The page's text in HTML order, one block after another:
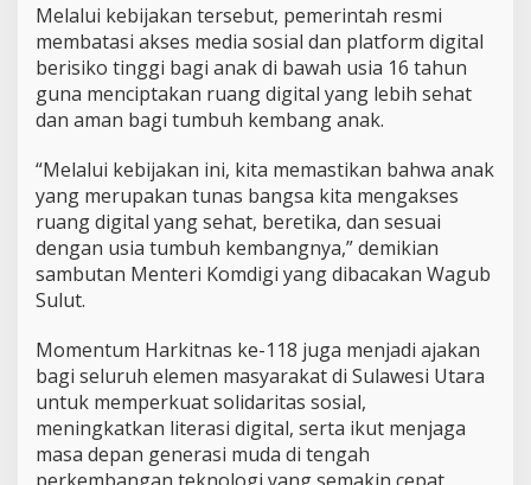
Melalui kebijakan tersebut, pemerintah resmi
membatasi akses media sosial dan platform digital
berisiko tinggi bagi anak di bawah usia 16 tahun
guna menciptakan ruang digital yang lebih sehat
dan aman bagi tumbuh kembang anak.
“Melalui kebijakan ini, kita memastikan bahwa anak
yang merupakan tunas bangsa kita mengakses
ruang digital yang sehat, beretika, dan sesuai
dengan usia tumbuh kembangnya,” demikian
sambutan Menteri Komdigi yang dibacakan Wagub
Sulut.
Momentum Harkitnas ke-118 juga menjadi ajakan
bagi seluruh elemen masyarakat di Sulawesi Utara
untuk memperkuat solidaritas sosial,
meningkatkan literasi digital, serta ikut menjaga
masa depan generasi muda di tengah